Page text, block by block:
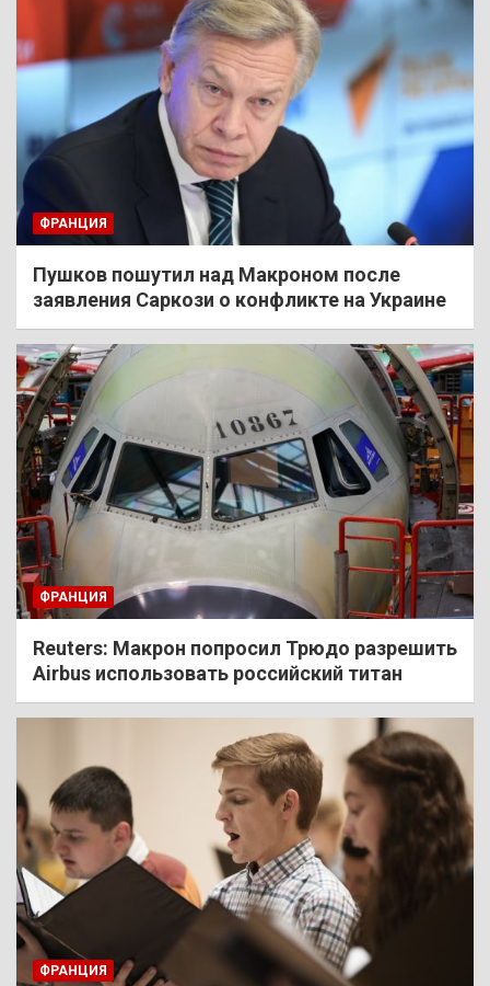
ФРАНЦИЯ
Пушков пошутил над Макроном после
заявления Саркози о конфликте на Украине
ФРАНЦИЯ
Reuters: Макрон попросил Трюдо разрешить
Airbus использовать российский титан
ФРАНЦИЯ